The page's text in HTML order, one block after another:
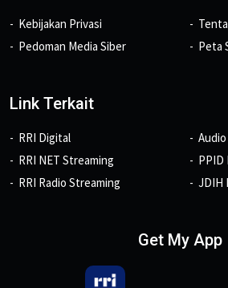
Kebijakan Privasi
Pedoman Media Siber
Peta
Link Terkait
RRI Digital
RRI NET Streaming
RRI Radio Streaming
PPID
JDIH
Get My App